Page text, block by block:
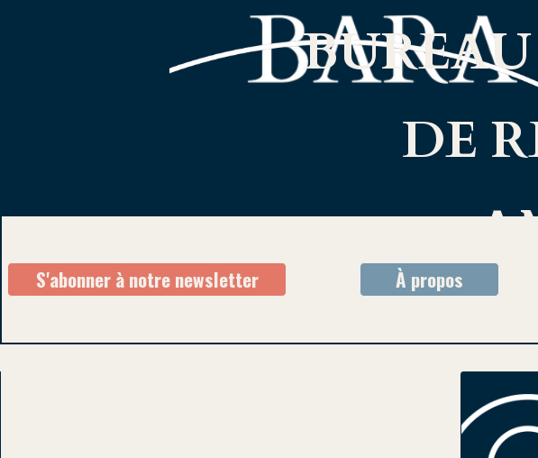
DE
S'abonner à notre newsletter À propos